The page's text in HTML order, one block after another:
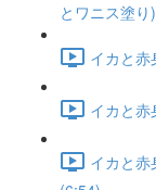
とワニス塗
イカと
イカと
イカと